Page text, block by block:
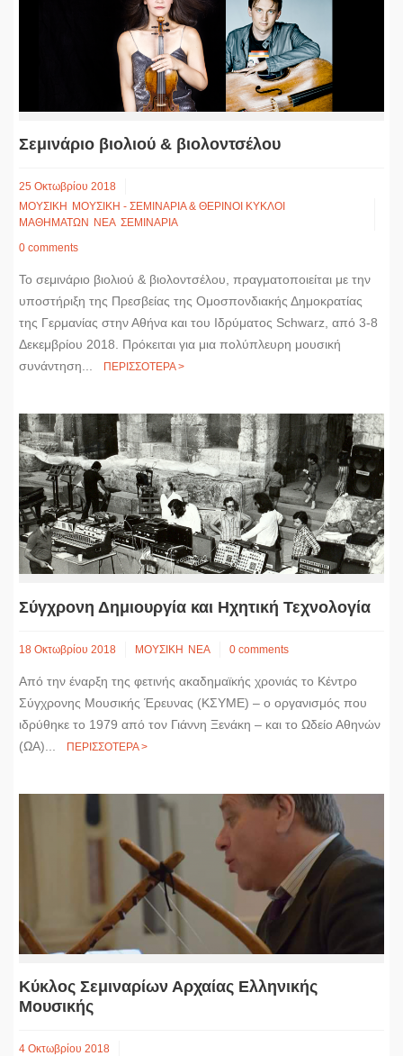
Σεμινάριο βιολιού & βιολοντσέλου
25 Οκτωβρίου 2018
ΜΟΥΣΙΚΗ
ΜΟΥΣΙΚΗ - ΣΕΜΙΝΑΡΙΑ & ΘΕΡΙΝΟΙ ΚΥΚΛΟΙ
ΜΑΘΗΜΑΤΩΝ
ΝΕΑ ΣΕΜΙΝΑΡΙΑ
0 comments
Το σεμινάριο βιολιού & βιολοντσέλου, πραγματοποιείται με την
υποστήριξη της Πρεσβείας της Ομοσπονδιακής Δημοκρατίας
της Γερμανίας στην Αθήνα και του Ιδρύματος Schwarz, από 3-8
Δεκεμβρίου 2018. Πρόκειται για μια πολύπλευρη μουσική
συνάντηση...
ΠΕΡΙΣΣΟΤΕΡΑ >
Σύγχρονη Δημιουργία και Ηχητική Τεχνολογία
18 Οκτωβρίου 2018 ΜΟΥΣΙΚΗ ΝΕΑ 0 comments
Από την έναρξη της φετινής ακαδημαϊκής χρονιάς το Κέντρο
Σύγχρονης Μουσικής Έρευνας (ΚΣΥΜΕ) – ο οργανισμός που
ιδρύθηκε το 1979 από τον Γιάννη Ξενάκη – και το Ωδείο Αθηνών
(ΩΑ)...
ΠΕΡΙΣΣΟΤΕΡΑ >
Κύκλος Σεμιναρίων Αρχαίας Ελληνικής
Μουσικής
4 Οκτωβρίου 2018